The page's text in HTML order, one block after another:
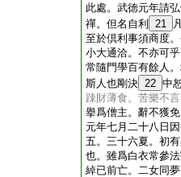
此處。武徳元年請
禪。但名自利
21
至於倶利事須商度
小大通洽。不亦可
常隨門學百有餘人
斯人也剛決 22 中
踈財薄食。苦樂不
擧爲僧主。辭不獲
元年七月二十八日
五。三十六夏。初
也。雖爲白衣常參
綽已前亡。二女同